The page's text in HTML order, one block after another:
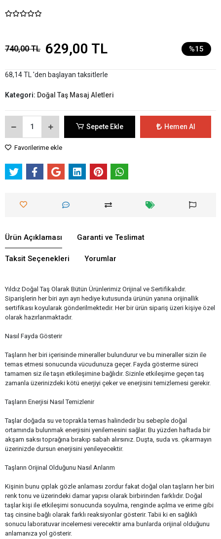
740,00 TL 629,00 TL %15
68,14 TL 'den başlayan taksitlerle
Kategori: Doğal Taş Masaj Aletleri
Sepete Ekle Hemen Al
Favorilerime ekle
Ürün Açıklaması Garanti ve Teslimat
Taksit Seçenekleri Yorumlar
Yıldız Doğal Taş Olarak Bütün Ürünlerimiz Orijinal ve Sertifikalıdır.
Siparişlerin her biri ayrı ayrı hediye kutusunda ürünün yanına orijinallik
sertifikası koyularak gönderilmektedir. Her bir ürün sipariş üzeri kişiye özel
olarak hazırlanmaktadır.
Nasıl Fayda Gösterir
Taşların her biri içerisinde mineraller bulundurur ve bu mineraller sizin ile
temas etmesi sonucunda vücudunuza geçer. Fayda gösterme süreci
tamamen siz ile taşın etkileşimine bağlıdır. Sizinle etkileşime geçen taş
zamanla üzerinizdeki kötü enerjiyi çeker ve enerjisini temizlemesi gerekir.
Taşların Enerjisi Nasıl Temizlenir
Taşlar doğada su ve toprakla temas halindedir bu sebeple doğal
ortamında bulunmak enerjisini yenilemesini sağlar. Bu yüzden haftada bir
akşam saksı toprağına bırakıp sabah alırsınız. Duşta, suda vs. çıkarmayın
üzerinizde dursun enerjisini yenileyecektir.
Taşların Orijinal Olduğunu Nasıl Anlarım
Kişinin bunu çıplak gözle anlaması zordur fakat doğal olan taşların her biri
renk tonu ve üzerindeki damar yapısı olarak birbirinden farklıdır. Doğal
taşlar kişi ile etkileşimi sonucunda soyulma, renginde açılma ve erime gibi
taş cinsine bağlı olarak farklı reaksiyonlar gösterir. Tabii ki en sağlıklı
sonucu laboratuvar incelemesi verecektir ama bunlarda orijinal olduğunu
anlamanıza yol gösterir.